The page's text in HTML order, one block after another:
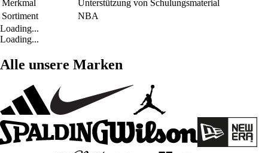
Merkmal
Unterstützung von Schulungsmaterial
Sortiment
NBA
Loading...
Loading...
Alle unsere Marken